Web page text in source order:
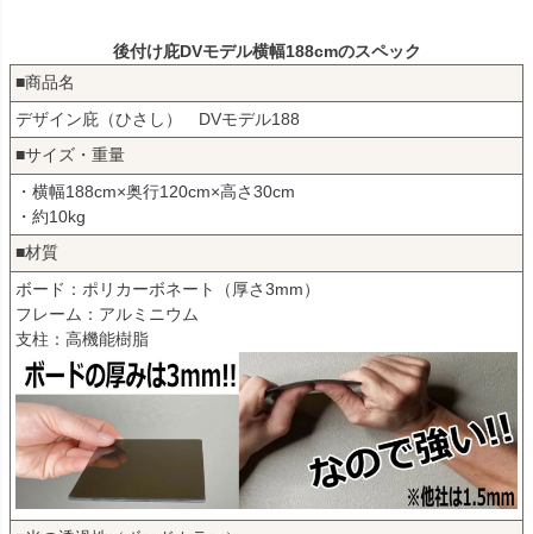
後付け庇DVモデル横幅188cmのスペック
■商品名
デザイン庇（ひさし） DVモデル188
■サイズ・重量
・横幅188cm×奥行120cm×高さ30cm
・約10kg
■材質
ボード：ポリカーボネート（厚さ3mm）
フレーム：アルミニウム
支柱：高機能樹脂